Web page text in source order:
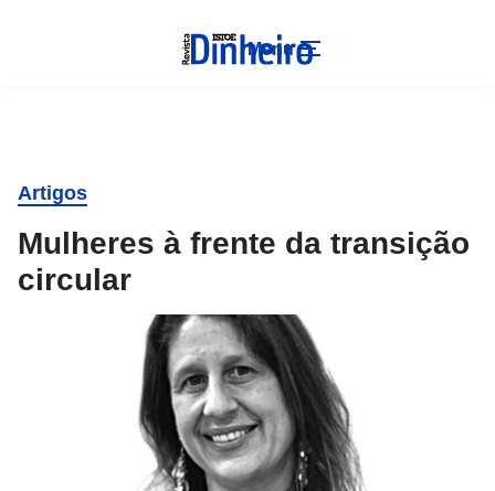
Menu
Artigos
Mulheres à frente da transição
circular